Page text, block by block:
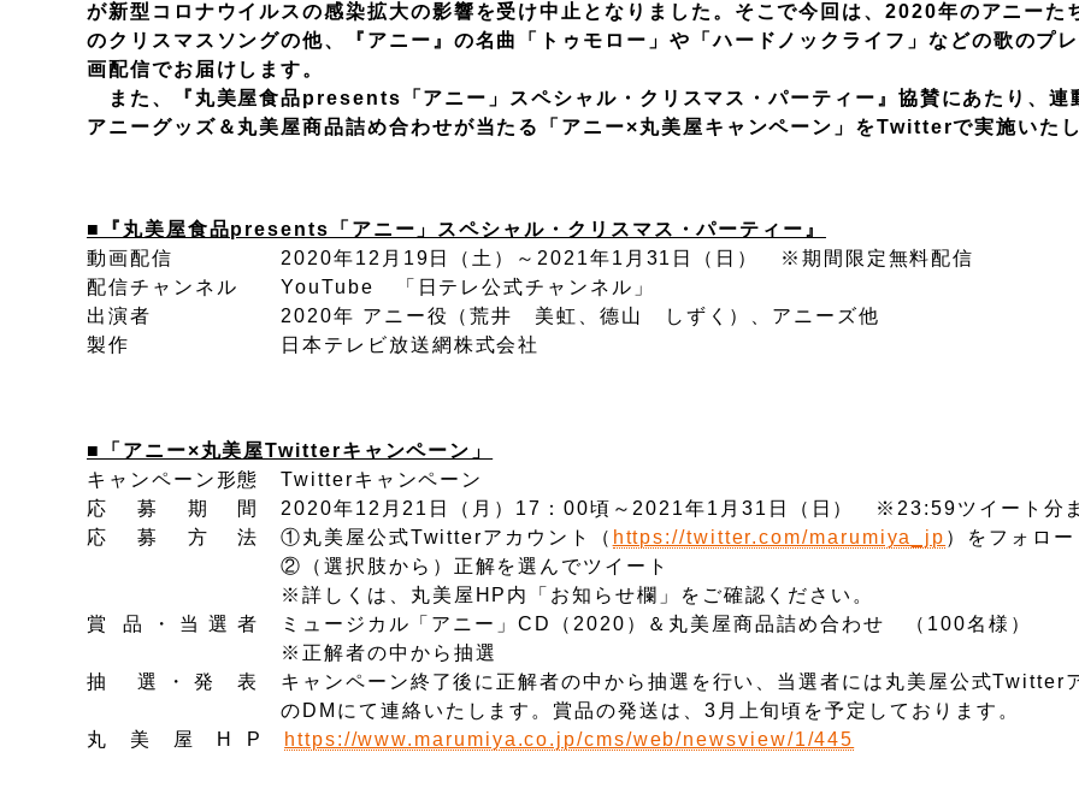
が新型コロナウイルスの感染拡大の影響を受け中止となりました。そこで今回は、2020年のアニーた
のクリスマスソングの他、『アニー』の名曲「トゥモロー」や「ハードノックライフ」などの歌のプ
画配信でお届けします。
また、『丸美屋食品presents「アニー」スペシャル・クリスマス・パーティー』協賛にあたり、連
アニーグッズ＆丸美屋商品詰め合わせが当たる「アニー×丸美屋キャンペーン」をTwitterで実施いたし
■『丸美屋食品presents「アニー」スペシャル・クリスマス・パーティー』
動画配信 2020年12月19日（土）～2021年1月31日（日） ※期間限定無料配信
配信チャンネル YouTube 「日テレ公式チャンネル」
出演者 2020年 アニー役（荒井 美虹、德山 しずく）、アニーズ他
製作 日本テレビ放送網株式会社
■「アニー×丸美屋Twitterキャンペーン」
キャンペーン形態 Twitterキャンペーン
応 募 期 間 2020年12月21日（月）17：00頃～2021年1月31日（日） ※23:59ツイート分ま
応 募 方 法 ①丸美屋公式Twitterアカウント（ https://twitter.com/marumiya_jp ）をフォロー
②（選択肢から）正解を選んでツイート
※詳しくは、丸美屋HP内「お知らせ欄」をご確認ください。
賞 品 ・ 当 選 者 ミュージカル「アニー」CD（2020）＆丸美屋商品詰め合わせ （100名様）
※正解者の中から抽選
抽 選 ・ 発 表 キャンペーン終了後に正解者の中から抽選を行い、当選者には丸美屋公式Twitter
のDMにて連絡いたします。賞品の発送は、3月上旬頃を予定しております。
丸 美 屋 H P
https://www.marumiya.co.jp/cms/web/newsview/1/445